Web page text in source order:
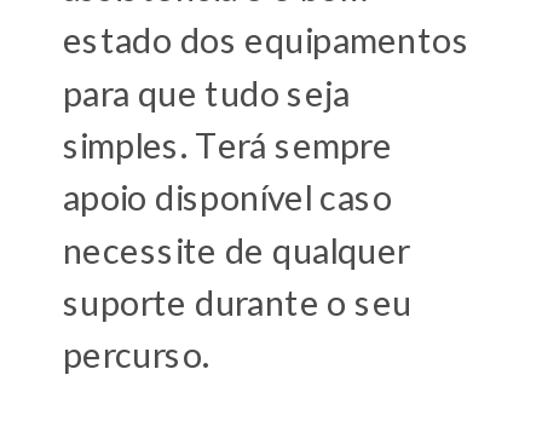
estado dos equipamentos
para que tudo seja
simples. Terá sempre
apoio disponível caso
necessite de qualquer
suporte durante o seu
percurso.